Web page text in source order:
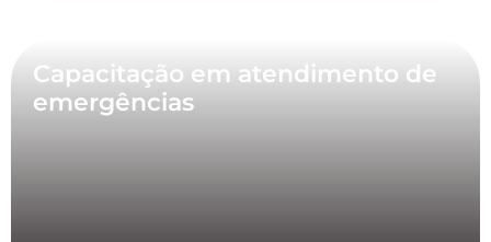
Capacitação em atendimento de
emergências